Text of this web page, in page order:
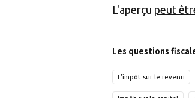
L'aperçu peut
Les questions
L'impôt sur le revenu